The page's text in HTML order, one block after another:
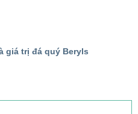
giá trị đá quý Beryls